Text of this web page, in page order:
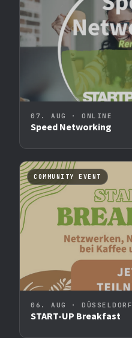
07. AUG · ONLINE
Speed Networking
COMMUNITY EVENT
06. AUG · DÜSSELDORF
START-UP Breakfast